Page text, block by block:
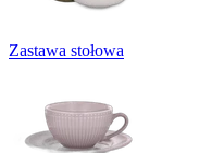
Zastawa stołowa